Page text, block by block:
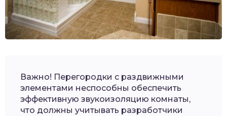
Важно! Перегородки с раздвижными
элементами неспособны обеспечить
эффективную звукоизоляцию комнаты,
что должны учитывать разработчики